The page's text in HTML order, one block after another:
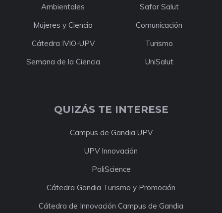
Ambientales
Safor Salut
Mujeres y Ciencia
Comunicación
Cátedra IVIO-UPV
Turismo
Semana de la Ciencia
UniSalut
QUIZÁS TE INTERESE
Campus de Gandia UPV
UPV Innovación
PoliScience
Cátedra Gandia Turismo y Promoción
Cátedra de Innovación Campus de Gandia